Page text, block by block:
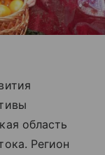
область
Регион